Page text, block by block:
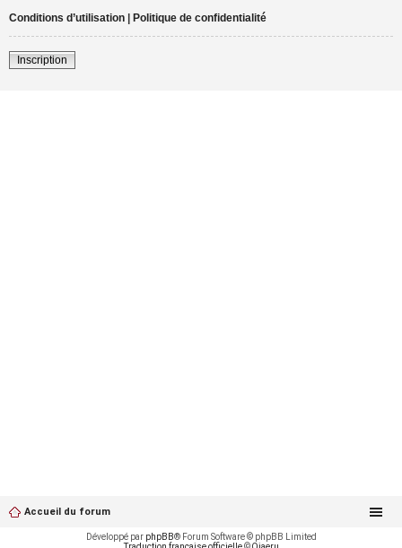
Conditions d’utilisation | Politique de confidentialité
Inscription
Accueil du forum
Développé par phpBB® Forum Software © phpBB Limited